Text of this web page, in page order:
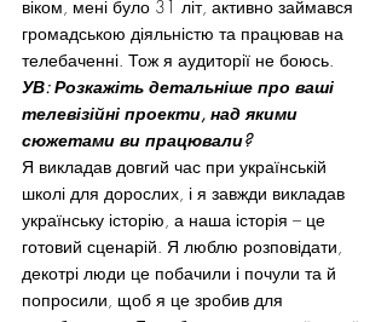
віком, мені було 31 літ, активно займався
громадською діяльністю та працював на
телебаченні. Тож я аудиторії не боюсь.
УВ: Розкажіть детальніше про ваші
телевізійні проекти, над якими
сюжетами ви працювали?
Я викладав довгий час при українській
школі для дорослих, і я завжди викладав
українську історію, а наша історія – це
готовий сценарій. Я люблю розповідати,
декотрі люди це побачили і почули та й
попросили, щоб я це зробив для